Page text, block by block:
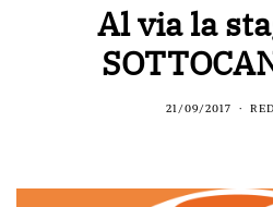
Al via la
21/09/2017